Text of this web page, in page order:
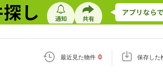
最近見た物件 0 保存した